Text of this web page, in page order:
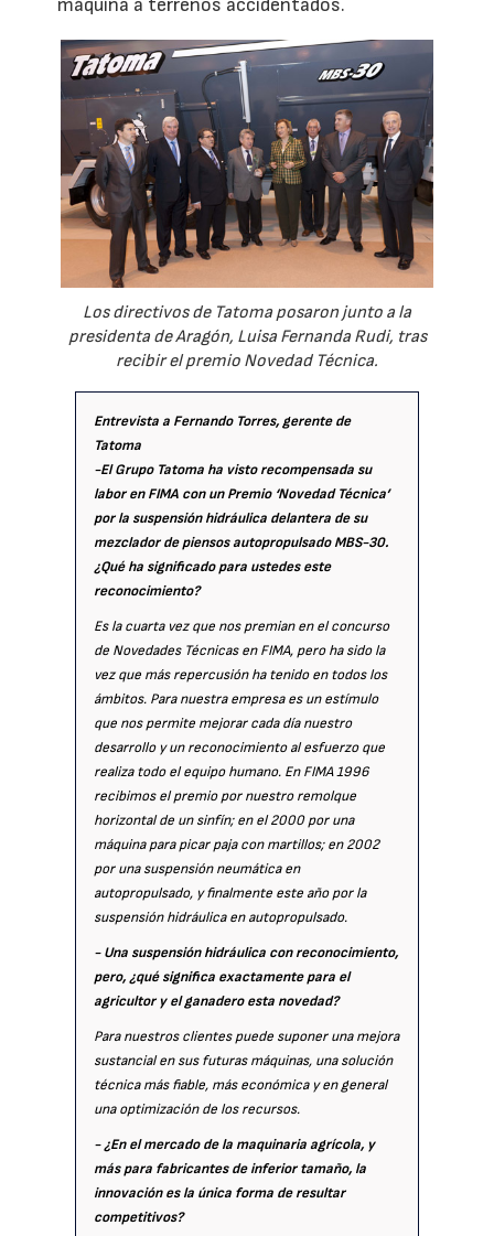
Los directivos de Tatoma posaron junto a la
presidenta de Aragón, Luisa Fernanda Rudi, tras
recibir el premio Novedad Técnica.
Entrevista a Fernando Torres, gerente de
Tatoma
-El Grupo Tatoma ha visto recompensada su
labor en FIMA con un Premio ‘Novedad Técnica’
por la suspensión hidráulica delantera de su
mezclador de piensos autopropulsado MBS-30.
¿Qué ha significado para ustedes este
reconocimiento?
Es la cuarta vez que nos premian en el concurso
de Novedades Técnicas en FIMA, pero ha sido la
vez que más repercusión ha tenido en todos los
ámbitos. Para nuestra empresa es un estímulo
que nos permite mejorar cada día nuestro
desarrollo y un reconocimiento al esfuerzo que
realiza todo el equipo humano. En FIMA 1996
recibimos el premio por nuestro remolque
horizontal de un sinfín; en el 2000 por una
máquina para picar paja con martillos; en 2002
por una suspensión neumática en
autopropulsado, y finalmente este año por la
suspensión hidráulica en autopropulsado.
- Una suspensión hidráulica con reconocimiento,
pero, ¿qué significa exactamente para el
agricultor y el ganadero esta novedad?
Para nuestros clientes puede suponer una mejora
sustancial en sus futuras máquinas, una solución
técnica más fiable, más económica y en general
una optimización de los recursos.
- ¿En el mercado de la maquinaria agrícola, y
más para fabricantes de inferior tamaño, la
innovación es la única forma de resultar
competitivos?